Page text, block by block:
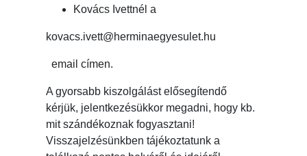
Kovács Ivettnél a
kovacs.ivett@herminaegyesulet.hu
email címen.
A gyorsabb kiszolgálást elősegítendő
kérjük, jelentkezésükkor megadni, hogy kb.
mit szándékoznak fogyasztani!
Visszajelzésünkben tájékoztatunk a